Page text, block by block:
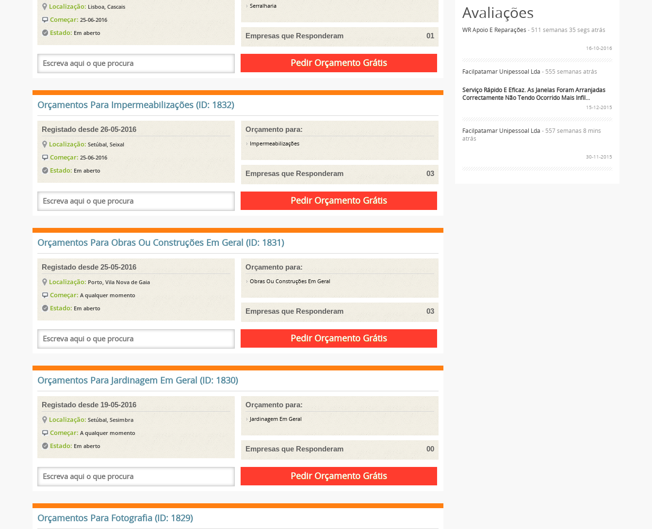
Localização: Lisboa, Cascais
Começar:25-06-2016
Estado: Em aberto
Serralharia
Empresas que Responderam 01
Orçamentos Para Impermeabilizações (ID: 1832)
Registado desde 26-05-2016
Localização:Setúbal, Seixal
Começar:25-06-2016
Estado: Em aberto
Orçamento para:
Impermeabilizações
Empresas que Responderam 03
Orçamentos Para Obras Ou Construções Em Geral (ID: 1831)
Registado desde 25-05-2016
Localização: Porto, Vila Nova de Gaia
Começar:A qualquer momento
Estado: Em aberto
Orçamento para:
Obras Ou Construções Em Geral
Empresas que Responderam 03
Orçamentos Para Jardinagem Em Geral (ID: 1830)
Registado desde 19-05-2016
Localização:Setúbal, Sesimbra
Começar:A qualquer momento
Estado: Em aberto
Orçamento para:
Jardinagem Em Geral
Empresas que Responderam 00
Orçamentos Para Fotografia (ID: 1829)
Avaliações
WR Apoio E Reparações - 511 semanas 35 segs atrás
16-10-2016
Facilpatamar Unipessoal Lda - 555 semanas atrás
Serviço Rápido E Eficaz. As Janelas Foram Arranjadas
Correctamente Não Tendo Ocorrido Mais Infil...
15-12-2015
Facilpatamar Unipessoal Lda - 557 semanas 8 mins
atrás
30-11-2015